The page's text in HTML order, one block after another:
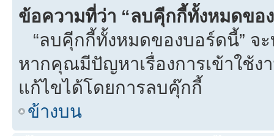
ข้อความที่ว่า “ลบคุีกกี้ทั้งหมดขอ
“ลบคุีกกี้ทั้งหมดของบอร์ดนี้” จ
หากคุณมีปัญหาเรื่องการเข้าใช้ง
แก้ไขได้โดยการลบคุ๊กกี้
ข้างบน